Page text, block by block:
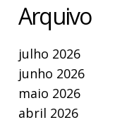
Arquivo
julho 2026
junho 2026
maio 2026
abril 2026